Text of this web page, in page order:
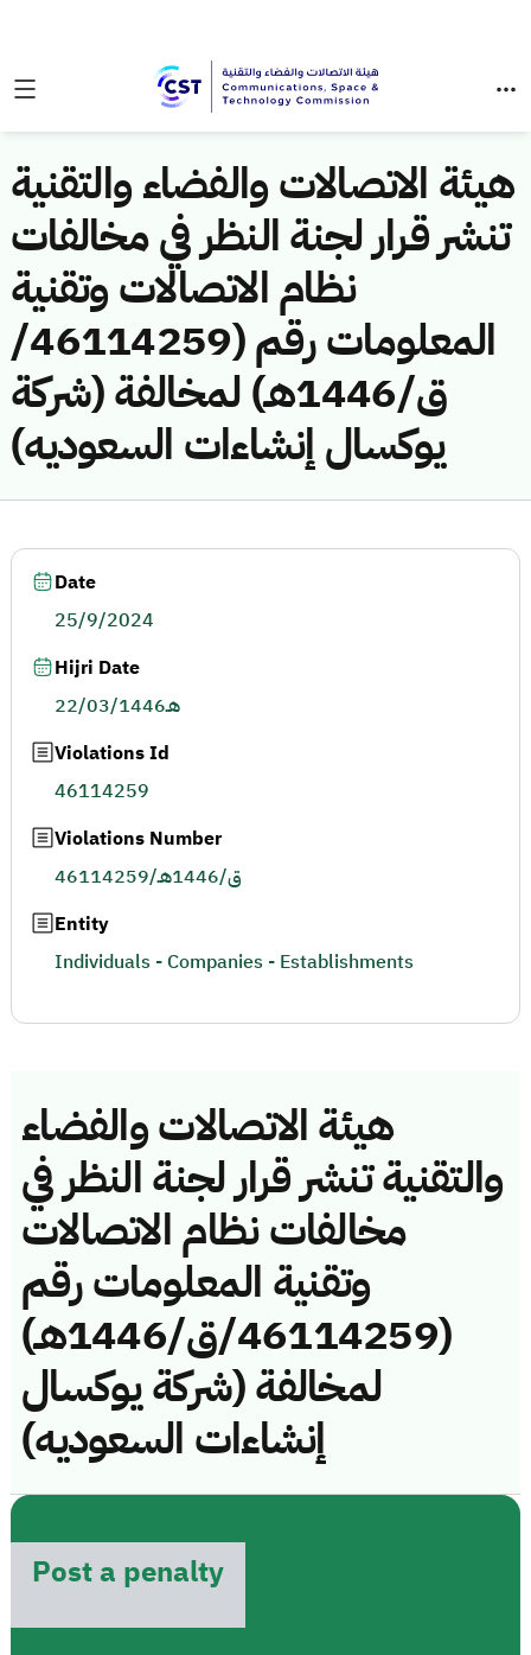
هيئة الاتصالات والفضاء والتقنية
تنشر قرار لجنة النظر في مخالفات
نظام الاتصالات وتقنية
المعلومات رقم (46114259/
ق/1446هـ) لمخالفة (شركة
يوكسال إنشاءات السعوديه)
هيئة الاتصالات والفضاء
والتقنية تنشر قرار لجنة النظر في
مخالفات نظام الاتصالات
وتقنية المعلومات رقم
(46114259/ق/1446هـ)
لمخالفة (شركة يوكسال
إنشاءات السعوديه)
Post a penalty
Date
25/9/2024
Hijri Date
22/03/1446هـ
Violations Id
46114259
Violations Number
46114259/ق/1446هـ
Entity
Individuals - Companies - Establishments